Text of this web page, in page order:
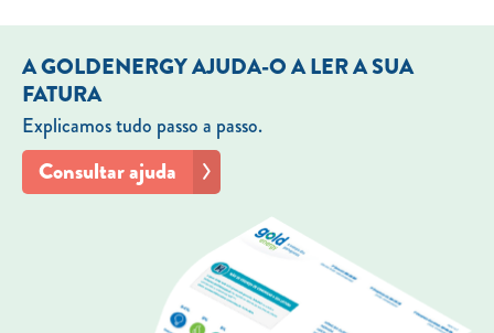
A GOLDENERGY AJUDA-O A LER A SUA
FATURA
Explicamos tudo passo a passo.
Consultar ajuda